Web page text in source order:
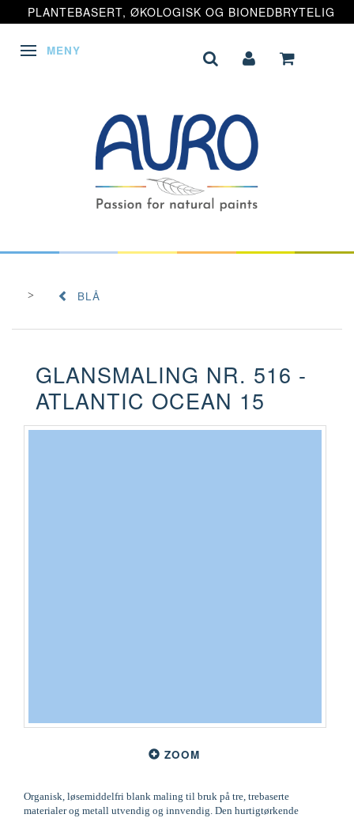
PLANTEBASERT, ØKOLOGISK OG BIONEDBRYTELIG
VEKSLE NAVIGASJON
MENY
BLÅ
GLANSMALING NR. 516 -
ATLANTIC OCEAN 15
ZOOM
Organisk, løsemiddelfri blank maling til bruk på tre, trebaserte
materialer og metall utvendig og innvendig. Den hurtigtørkende